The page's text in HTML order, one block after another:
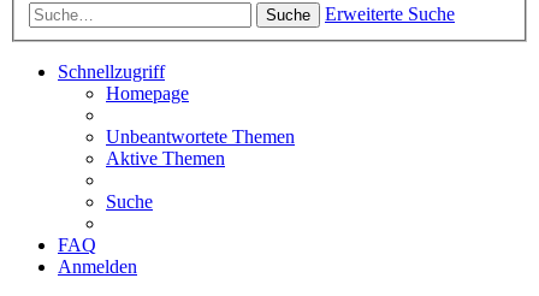
Suche Erweiterte Suche
Schnellzugriff
Homepage
Unbeantwortete Themen
Aktive Themen
Suche
FAQ
Anmelden